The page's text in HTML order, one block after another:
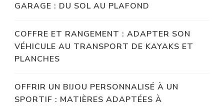
GARAGE : DU SOL AU PLAFOND
COFFRE ET RANGEMENT : ADAPTER SON
VÉHICULE AU TRANSPORT DE KAYAKS ET
PLANCHES
OFFRIR UN BIJOU PERSONNALISÉ À UN
SPORTIF : MATIÈRES ADAPTÉES À